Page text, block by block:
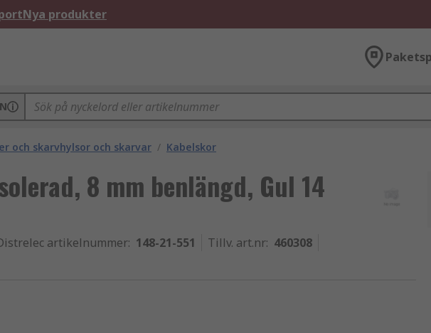
Nya produkter
och skarvhylsor och skarvar / Kabelskor
8 mm benlängd, Gul 14
artikelnummer: 148-21-551 Tillv. art.nr: 460308